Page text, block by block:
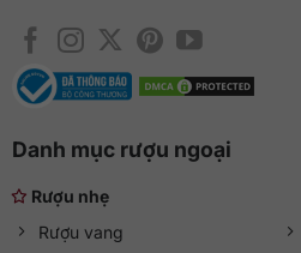
Danh mục rượu ngoại
Rượu nhẹ
Rượu vang